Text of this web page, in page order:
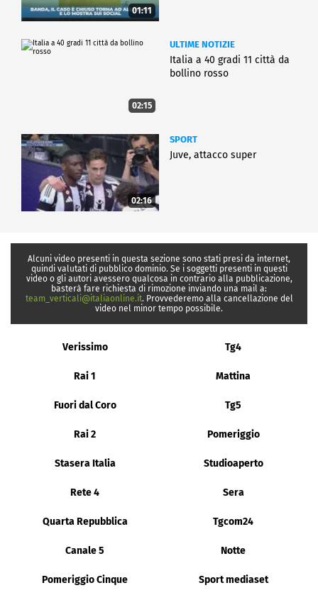
01:11
02:15
ULTIME NOTIZIE
Italia a 40 gradi 11 città da
bollino rosso
02:16
SPORT
Juve, attacco super
Alcuni video presenti in questa sezione sono stati presi da internet,
quindi valutati di pubblico dominio. Se i soggetti presenti in questi
video o gli autori avessero qualcosa in contrario alla pubblicazione,
basterà fare richiesta di rimozione inviando una mail a:
team_verticali@italiaonline.it. Provvederemo alla cancellazione del
video nel minor tempo possibile.
Verissimo Tg4
Rai 1 Mattina
Fuori dal Coro Tg5
Rai 2 Pomeriggio
Stasera Italia Studioaperto
Rete 4 Sera
Quarta Repubblica Tgcom24
Canale 5 Notte
Pomeriggio Cinque Sport mediaset